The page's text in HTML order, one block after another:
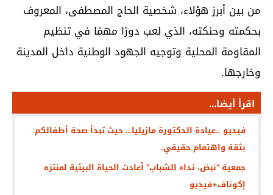
من بين أبرز هؤلاء، شخصية الحاج المصطفى، المعروف
بحكمته وحنكته، الذي لعب دورًا مهمًا في تنظيم
المقاومة المحلية وتوجيه الجهود الوطنية داخل المدينة
وخارجها.
اقرأ أيضا...
فيديو ..عيادة الدكتورة مازيليا… حيث تبدأ صحة أطفالكم
بثقة واهتمام حقيقي.
جمعية “نبض، نداء الشباب” أعادت الحياة البيئية لمنتزه
إكوناف+فيديو